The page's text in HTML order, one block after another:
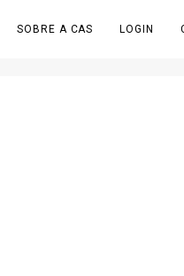
SOBRE A CAS LOGIN